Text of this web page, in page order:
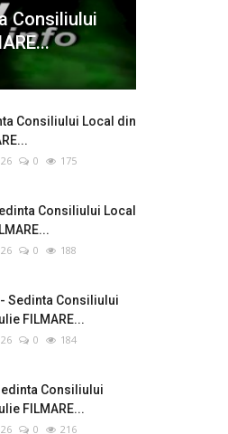
Consiliului
Consiliului Local din
0 175
Consiliului Local
0 188
- Sedinta Consiliului
FILMARE...
0 184
Consiliului
FILMARE...
0 216